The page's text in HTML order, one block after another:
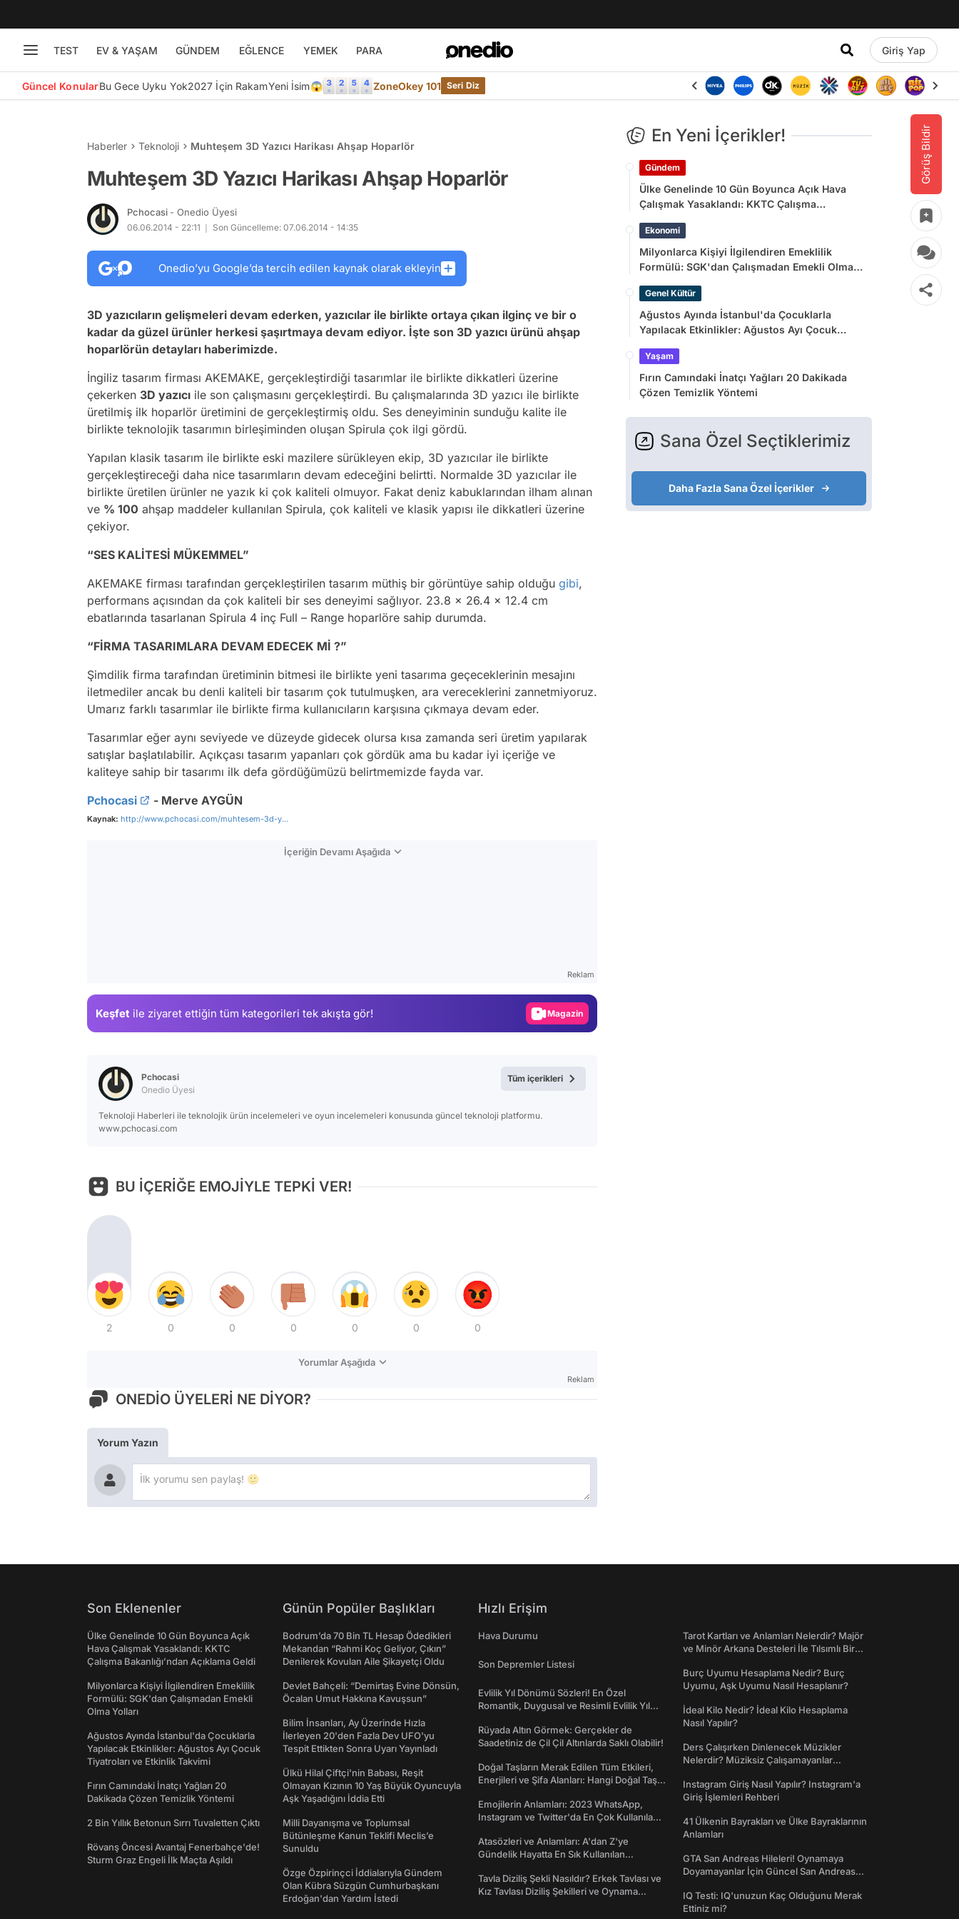
TEST EV & YAŞAM GÜNDEM EĞLENCE YEMEK PARA Giriş Yap
Güncel KonularBu Gece Uyku Yok2027 İçin RakamYeni İsim😱 ZoneOkey 101 Seri Diz
Görüş Bildir
Haberler Teknoloji Muhteşem 3D Yazıcı Harikası Ahşap Hoparlör
Muhteşem 3D Yazıcı Harikası Ahşap Hoparlör
Pchocasi - Onedio Üyesi
06.06.2014 - 22:11 Son Güncelleme: 07.06.2014 - 14:35
Onedio’yu Google’da tercih edilen kaynak olarak ekleyin
3D yazıcıların gelişmeleri devam ederken, yazıcılar ile birlikte ortaya çıkan ilginç ve bir o
kadar da güzel ürünler herkesi şaşırtmaya devam ediyor. İşte son 3D yazıcı ürünü ahşap
hoparlörün detayları haberimizde.
İngiliz tasarım firması AKEMAKE, gerçekleştirdiği tasarımlar ile birlikte dikkatleri üzerine
çekerken 3D yazıcı ile son çalışmasını gerçekleştirdi. Bu çalışmalarında 3D yazıcı ile birlikte
üretilmiş ilk hoparlör üretimini de gerçekleştirmiş oldu. Ses deneyiminin sunduğu kalite ile
birlikte teknolojik tasarımın birleşiminden oluşan Spirula çok ilgi gördü.
Yapılan klasik tasarım ile birlikte eski mazilere sürükleyen ekip, 3D yazıcılar ile birlikte
gerçekleştireceği daha nice tasarımların devam edeceğini belirtti. Normalde 3D yazıcılar ile
birlikte üretilen ürünler ne yazık ki çok kaliteli olmuyor. Fakat deniz kabuklarından ilham alınan
ve % 100 ahşap maddeler kullanılan Spirula, çok kaliteli ve klasik yapısı ile dikkatleri üzerine
çekiyor.
“SES KALİTESİ MÜKEMMEL”
AKEMAKE firması tarafından gerçekleştirilen tasarım müthiş bir görüntüye sahip olduğu gibi,
performans açısından da çok kaliteli bir ses deneyimi sağlıyor. 23.8 x 26.4 x 12.4 cm
ebatlarında tasarlanan Spirula 4 inç Full – Range hoparlöre sahip durumda.
“FİRMA TASARIMLARA DEVAM EDECEK Mİ ?”
Şimdilik firma tarafından üretiminin bitmesi ile birlikte yeni tasarıma geçeceklerinin mesajını
iletmediler ancak bu denli kaliteli bir tasarım çok tutulmuşken, ara vereceklerini zannetmiyoruz.
Umarız farklı tasarımlar ile birlikte firma kullanıcıların karşısına çıkmaya devam eder.
Tasarımlar eğer aynı seviyede ve düzeyde gidecek olursa kısa zamanda seri üretim yapılarak
satışlar başlatılabilir. Açıkçası tasarım yapanları çok gördük ama bu kadar iyi içeriğe ve
kaliteye sahip bir tasarımı ilk defa gördüğümüzü belirtmemizde fayda var.
Pchocasi
- Merve AYGÜN
Kaynak: http://www.pchocasi.com/muhtesem-3d-y...
İçeriğin Devamı Aşağıda
Reklam
Keşfet ile ziyaret ettiğin tüm kategorileri tek akışta gör! Magazin
Pchocasi
Onedio Üyesi
Teknoloji Haberleri ile teknolojik ürün incelemeleri ve oyun incelemeleri konusunda güncel teknoloji platformu.
www.pchocasi.com
Tüm içerikleri
BU İÇERİĞE EMOJİYLE TEPKİ VER!
2 0 0 0 0 0 0
Yorumlar Aşağıda
Reklam
ONEDİO ÜYELERİ NE DİYOR?
Yorum Yazın
En Yeni İçerikler!
Gündem
Ülke Genelinde 10 Gün Boyunca Açık Hava
Çalışmak Yasaklandı: KKTC Çalışma
Ekonomi
Milyonlarca Kişiyi İlgilendiren Emeklilik
Formülü: SGK'dan Çalışmadan Emekli Olma
Genel Kültür
Ağustos Ayında İstanbul'da Çocuklarla
Yapılacak Etkinlikler: Ağustos Ayı Çocuk
Yaşam
Fırın Camındaki İnatçı Yağları 20 Dakikada
Çözen Temizlik Yöntemi
Sana Özel Seçtiklerimiz
Daha Fazla Sana Özel İçerikler
Son Eklenenler
Ülke Genelinde 10 Gün Boyunca Açık
Hava Çalışmak Yasaklandı: KKTC
Çalışma Bakanlığı’ndan Açıklama Geldi
Milyonlarca Kişiyi İlgilendiren Emeklilik
Formülü: SGK'dan Çalışmadan Emekli
Olma Yolları
Ağustos Ayında İstanbul'da Çocuklarla
Yapılacak Etkinlikler: Ağustos Ayı Çocuk
Tiyatroları ve Etkinlik Takvimi
Fırın Camındaki İnatçı Yağları 20
Dakikada Çözen Temizlik Yöntemi
2 Bin Yıllık Betonun Sırrı Tuvaletten Çıktı
Rövanş Öncesi Avantaj Fenerbahçe'de!
Sturm Graz Engeli İlk Maçta Aşıldı
Günün Popüler Başlıkları
Bodrum’da 70 Bin TL Hesap Ödedikleri
Mekandan “Rahmi Koç Geliyor, Çıkın”
Denilerek Kovulan Aile Şikayetçi Oldu
Devlet Bahçeli: “Demirtaş Evine Dönsün,
Öcalan Umut Hakkına Kavuşsun”
Bilim İnsanları, Ay Üzerinde Hızla
İlerleyen 20'den Fazla Dev UFO'yu
Tespit Ettikten Sonra Uyarı Yayınladı
Ülkü Hilal Çiftçi'nin Babası, Reşit
Olmayan Kızının 10 Yaş Büyük Oyuncuyla
Aşk Yaşadığını İddia Etti
Milli Dayanışma ve Toplumsal
Bütünleşme Kanun Teklifi Meclis’e
Sunuldu
Özge Özpirinçci İddialarıyla Gündem
Olan Kübra Süzgün Cumhurbaşkanı
Erdoğan'dan Yardım İstedi
Hızlı Erişim
Hava Durumu
Son Depremler Listesi
Evlilik Yıl Dönümü Sözleri! En Özel
Romantik, Duygusal ve Resimli Evlilik Yıl
Rüyada Altın Görmek: Gerçekler de
Saadetiniz de Çil Çil Altınlarda Saklı Olabilir!
Doğal Taşların Merak Edilen Tüm Etkileri,
Enerjileri ve Şifa Alanları: Hangi Doğal Taş
Emojilerin Anlamları: 2023 WhatsApp,
Instagram ve Twitter'da En Çok Kullanılan
Atasözleri ve Anlamları: A'dan Z'ye
Gündelik Hayatta En Sık Kullanılan
Tavla Diziliş Şekli Nasıldır? Erkek Tavlası ve
Kız Tavlası Diziliş Şekilleri ve Oynama
Tarot Kartları ve Anlamları Nelerdir? Majör
ve Minör Arkana Desteleri İle Tılsımlı Bir
Burç Uyumu Hesaplama Nedir? Burç
Uyumu, Aşk Uyumu Nasıl Hesaplanır?
İdeal Kilo Nedir? İdeal Kilo Hesaplama
Nasıl Yapılır?
Ders Çalışırken Dinlenecek Müzikler
Nelerdir? Müziksiz Çalışamayanlar
Instagram Giriş Nasıl Yapılır? Instagram'a
Giriş İşlemleri Rehberi
41 Ülkenin Bayrakları ve Ülke Bayraklarının
Anlamları
GTA San Andreas Hileleri! Oynamaya
Doyamayanlar İçin Güncel San Andreas
IQ Testi: IQ'unuzun Kaç Olduğunu Merak
Ettiniz mi?